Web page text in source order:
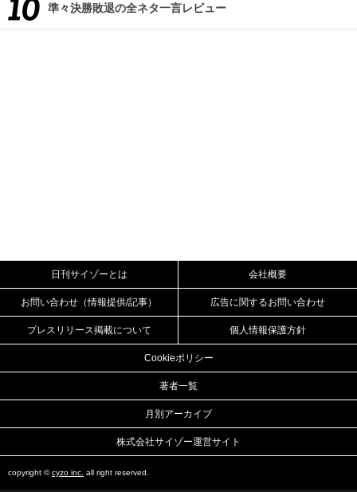
準々決勝敗退の全ネタ一言レビュー
日刊サイゾーとは 会社概要
お問い合わせ（情報提供/記事） 広告に関するお問い合わせ
プレスリリース掲載について 個人情報保護方針
Cookieポリシー
著者一覧
月別アーカイブ
株式会社サイゾー運営サイト
copyright ©cyzo inc. all right reserved.